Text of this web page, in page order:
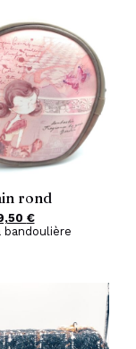
rond
€Le
prix
bandoulière